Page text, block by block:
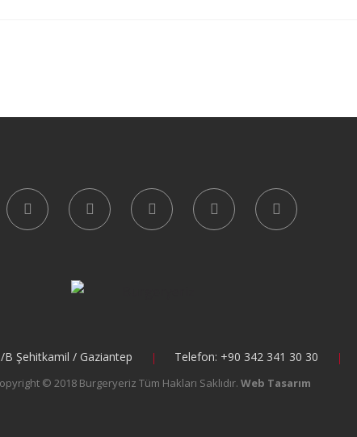
B Şehitkamil / Gaziantep Telefon: +90 342 341 30 30
© 2018 Burgeryeriz Tüm Hakları Saklıdır. Web Tasarım